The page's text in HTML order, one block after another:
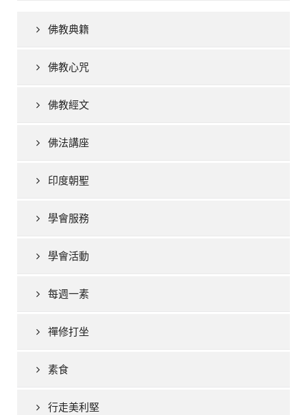
佛教典籍
佛教心咒
佛教經文
佛法講座
印度朝聖
學會服務
學會活動
每週一素
禪修打坐
素食
行走美利堅